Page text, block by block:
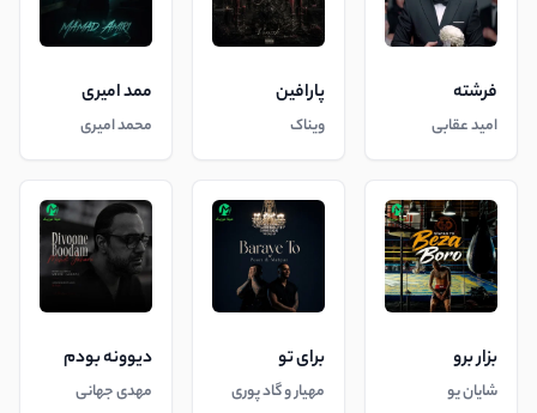
فرشته
امید عقابی
پارافین
ویناک
ممد امیری
محمد امیری
بزار برو
شایان یو
برای تو
مهیار و گاد پوری
دیوونه بودم
مهدی جهانی